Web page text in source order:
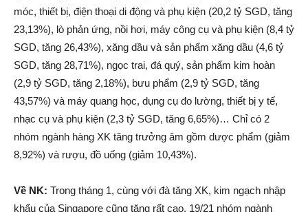
móc, thiết bị, điện thoại di động và phụ kiện (20,2 tỷ SGD, tăng
23,13%), lò phản ứng, nồi hơi, máy công cụ và phụ kiện (8,4 tỷ
SGD, tăng 26,43%), xăng dầu và sản phẩm xăng dầu (4,6 tỷ
SGD, tăng 28,71%), ngọc trai, đá quý, sản phẩm kim hoàn
(2,9 tỷ SGD, tăng 2,18%), bưu phẩm (2,9 tỷ SGD, tăng
43,57%) và máy quang học, dụng cụ đo lường, thiết bị y tế,
nhạc cụ và phụ kiện (2,3 tỷ SGD, tăng 6,65%)… Chỉ có 2
nhóm ngành hàng XK tăng trưởng âm gồm dược phẩm (giảm
8,92%) và rượu, đồ uống (giảm 10,43%).
Về NK: Trong tháng 1, cùng với đà tăng XK, kim ngạch nhập
khẩu của Singapore cũng tăng rất cao, 19/21 nhóm ngành